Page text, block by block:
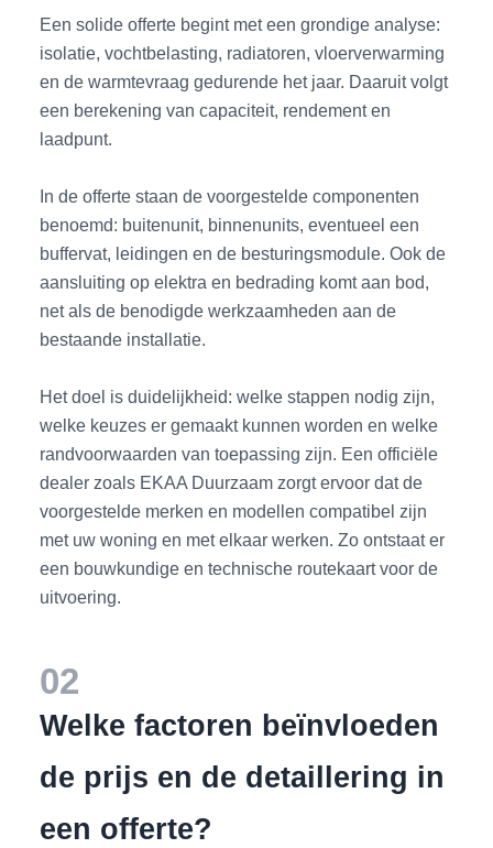
Een solide offerte begint met een grondige analyse:
isolatie, vochtbelasting, radiatoren, vloerverwarming
en de warmtevraag gedurende het jaar. Daaruit volgt
een berekening van capaciteit, rendement en
laadpunt.
In de offerte staan de voorgestelde componenten
benoemd: buitenunit, binnenunits, eventueel een
buffervat, leidingen en de besturingsmodule. Ook de
aansluiting op elektra en bedrading komt aan bod,
net als de benodigde werkzaamheden aan de
bestaande installatie.
Het doel is duidelijkheid: welke stappen nodig zijn,
welke keuzes er gemaakt kunnen worden en welke
randvoorwaarden van toepassing zijn. Een officiële
dealer zoals EKAA Duurzaam zorgt ervoor dat de
voorgestelde merken en modellen compatibel zijn
met uw woning en met elkaar werken. Zo ontstaat er
een bouwkundige en technische routekaart voor de
uitvoering.
02
Welke factoren beïnvloeden
de prijs en de detaillering in
een offerte?